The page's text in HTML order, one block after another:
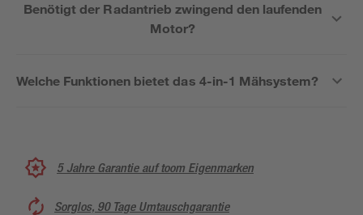
Benötigt der Radantrieb zwingend den laufenden
Motor?
Welche Funktionen bietet das 4-in-1 Mähsystem?
5 Jahre Garantie auf toom Eigenmarken
Sorglos, 90 Tage Umtauschgarantie